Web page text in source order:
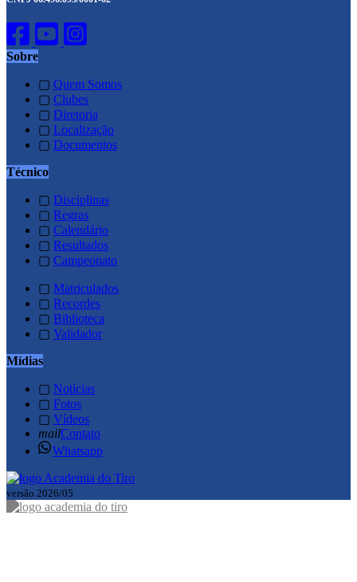
Sobre
▢ Quem Somos
▢ Clubes
▢ Diretoria
▢ Localização
▢ Documentos
Técnico
▢ Disciplinas
▢ Regras
▢ Calendário
▢ Resultados
▢ Campeonato
▢ Matriculados
▢ Recordes
▢ Biblioteca
▢ Validador
Mídias
▢ Notícias
▢ Fotos
▢ Vídeos
mailContato
Whatsapp
versão 2026/05